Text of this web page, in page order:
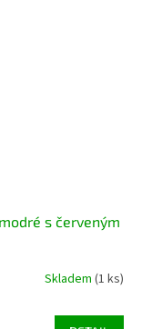
s červeným
Skladem (1 ks)